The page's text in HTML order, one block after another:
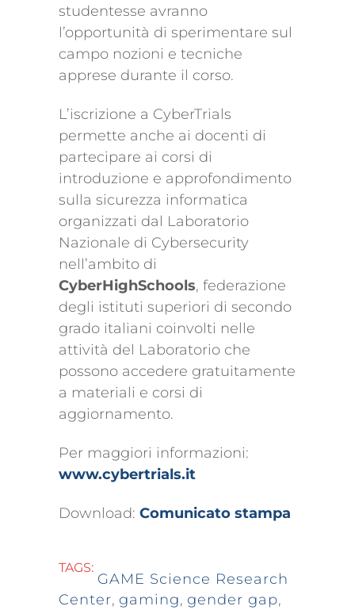
studentesse avranno
l’opportunità di sperimentare sul
campo nozioni e tecniche
apprese durante il corso.
L’iscrizione a CyberTrials
permette anche ai docenti di
partecipare ai corsi di
introduzione e approfondimento
sulla sicurezza informatica
organizzati dal Laboratorio
Nazionale di Cybersecurity
nell’ambito di
CyberHighSchools, federazione
degli istituti superiori di secondo
grado italiani coinvolti nelle
attività del Laboratorio che
possono accedere gratuitamente
a materiali e corsi di
aggiornamento.
Per maggiori informazioni:
www.cybertrials.it
Download: Comunicato stampa
TAGS:
GAME Science Research
Center, gaming, gender gap,